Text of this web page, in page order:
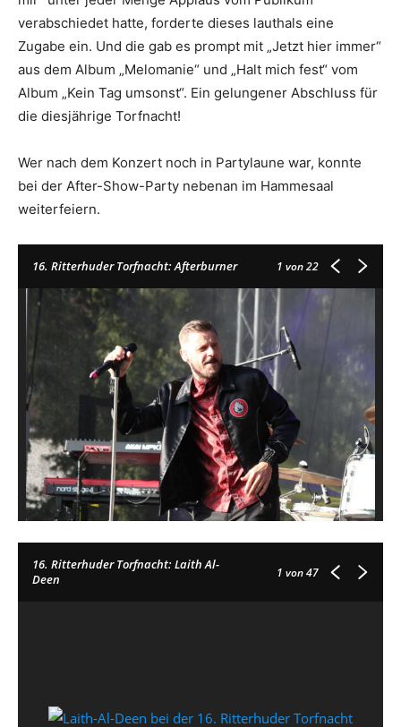
verabschiedet hatte, forderte dieses lauthals eine
Zugabe ein. Und die gab es prompt mit „Jetzt hier immer“
aus dem Album „Melomanie“ und „Halt mich fest“ vom
Album „Kein Tag umsonst“. Ein gelungener Abschluss für
die diesjährige Torfnacht!
Wer nach dem Konzert noch in Partylaune war, konnte
bei der After-Show-Party nebenan im Hammesaal
weiterfeiern.
16. Ritterhuder Torfnacht: Afterburner 1 von 22
16. Ritterhuder Torfnacht: Laith Al-
Deen
1 von 47